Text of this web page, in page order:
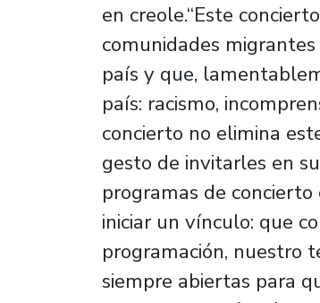
en creole.“Este
comunidades
país y que,
país: racismo,
concierto no elimina
gesto de invitarles en
programas de
iniciar un vínculo: que
programación, nuestro
siempre abiertas para